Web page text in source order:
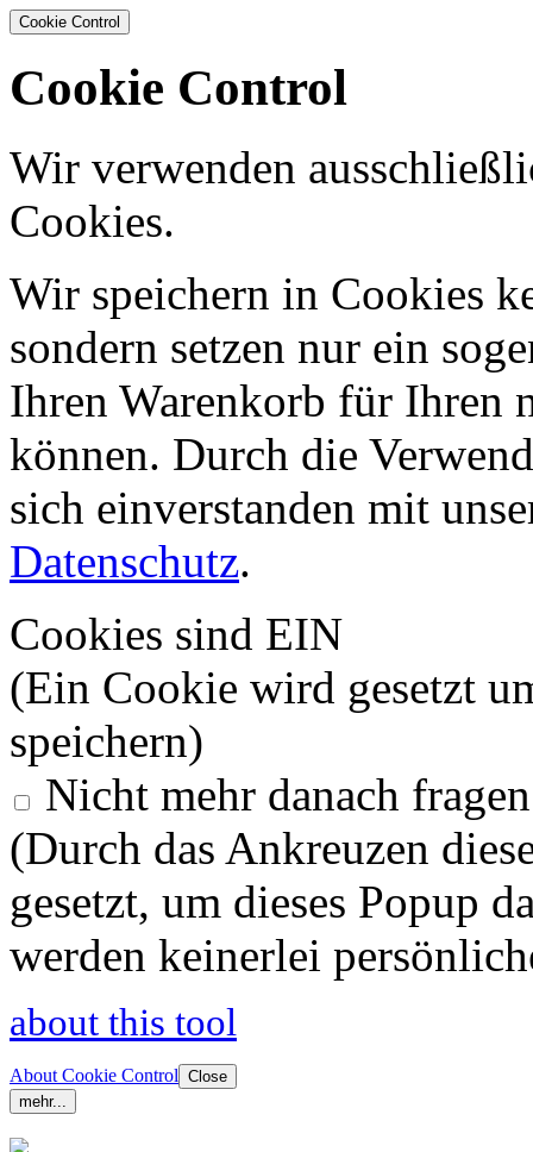
Cookie Control
Cookie Control
Wir verwenden
Cookies.
Wir speichern in Cookies
sondern setzen nur ein
Ihren Warenkorb für Ihren
können. Durch die
sich einverstanden mit
Datenschutz.
Cookies sind EIN
(Ein Cookie wird gesetzt
speichern)
Nicht mehr danach fragen
(Durch das Ankreuzen
gesetzt, um dieses Popup
werden keinerlei
about this tool
About Cookie Control Close
mehr...